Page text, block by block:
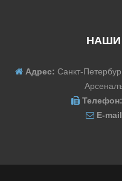
НАШИ
Адрес: Санкт-
Телефон:
E-